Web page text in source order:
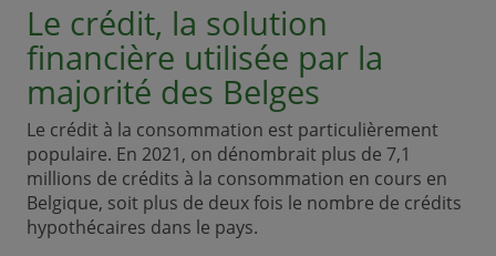
Le crédit, la solution
financière utilisée par la
majorité des Belges
Le crédit à la consommation est particulièrement
populaire. En 2021, on dénombrait plus de 7,1
millions de crédits à la consommation en cours en
Belgique, soit plus de deux fois le nombre de crédits
hypothécaires dans le pays.